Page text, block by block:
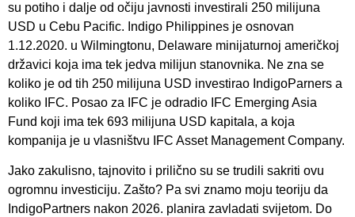
su potiho i dalje od očiju javnosti investirali 250 milijuna
USD u Cebu Pacific. Indigo Philippines je osnovan
1.12.2020. u Wilmingtonu, Delaware minijaturnoj američkoj
državici koja ima tek jedva milijun stanovnika. Ne zna se
koliko je od tih 250 milijuna USD investirao IndigoParners a
koliko IFC. Posao za IFC je odradio IFC Emerging Asia
Fund koji ima tek 693 milijuna USD kapitala, a koja
kompanija je u vlasništvu IFC Asset Management Company.
Jako zakulisno, tajnovito i prilično su se trudili sakriti ovu
ogromnu investiciju. Zašto? Pa svi znamo moju teoriju da
IndigoPartners nakon 2026. planira zavladati svijetom. Do